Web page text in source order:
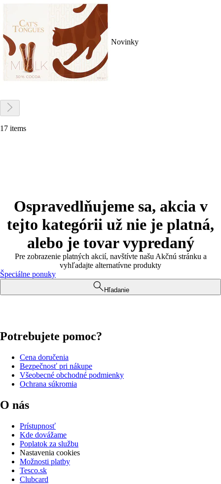
Novinky
17 items
Ospravedlňujeme sa, akcia v
tejto kategórii už nie je platná,
alebo je tovar vypredaný
Pre zobrazenie platných akcií, navštívte našu Akčnú stránku a
vyhľadajte alternatívne produkty
Špeciálne ponuky
Hľadanie
Potrebujete pomoc?
Cena doručenia
Bezpečnosť pri nákupe
Všeobecné obchodné podmienky
Ochrana súkromia
O nás
Prístupnosť
Kde dovážame
Poplatok za službu
Nastavenia cookies
Možnosti platby
Tesco.sk
Clubcard